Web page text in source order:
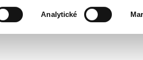
Analytické